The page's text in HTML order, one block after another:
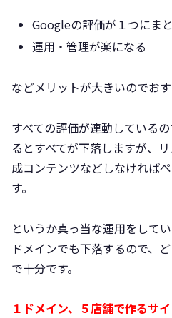
Googleの評価が１つにま
運用・管理が楽になる
などメリットが大きいのでおす
すべての評価が連動している
るとすべてが下落しますが、
成コンテンツなどしなければ
す。
というか真っ当な運用をして
ドメインでも下落するので、
で十分です。
１ドメイン、５店舗で作るサ